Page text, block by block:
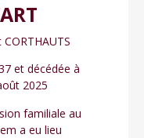
et décédée à
2025
familiale au
a eu lieu